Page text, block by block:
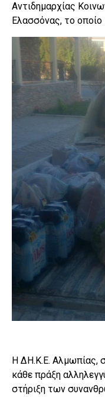
Αντιδημαρχίας
Ελασσόνας, το οποίο
Η ΔΗ.Κ.Ε. Αλμωπίας,
κάθε πράξη
στήριξη των